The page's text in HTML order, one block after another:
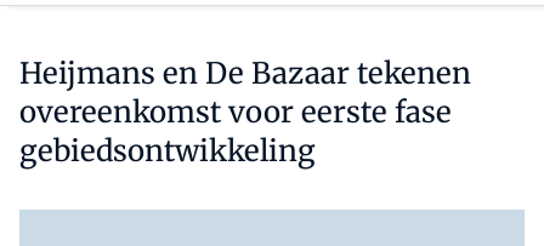
Heijmans en De Bazaar tekenen
overeenkomst voor eerste fase
gebiedsontwikkeling